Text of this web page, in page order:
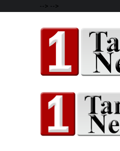
--> -->